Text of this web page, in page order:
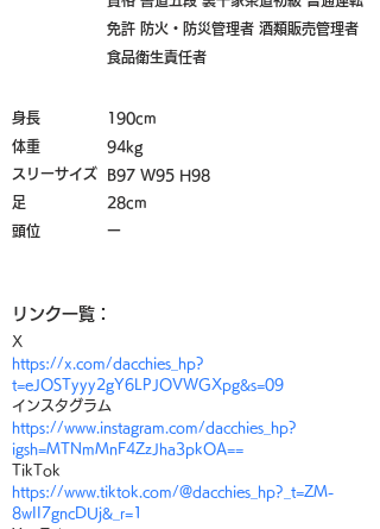
免許 防火・防災管理者 酒類販売管理者
食品衛生責任者
​身長
190cm
体重
スリーサイズ
足
94kg
B97 W95 H98
28cm
頭位
ー
​リンク一覧：
X
https://x.com/dacchies_hp?
t=eJOSTyyy2gY6LPJOVWGXpg&s=09
インスタグラム
https://www.instagram.com/dacchies_hp?
igsh=MTNmMnF4ZzJha3pkOA==
TikTok
https://www.tiktok.com/@dacchies_hp?_t=ZM-
8wII7gncDUj&_r=1